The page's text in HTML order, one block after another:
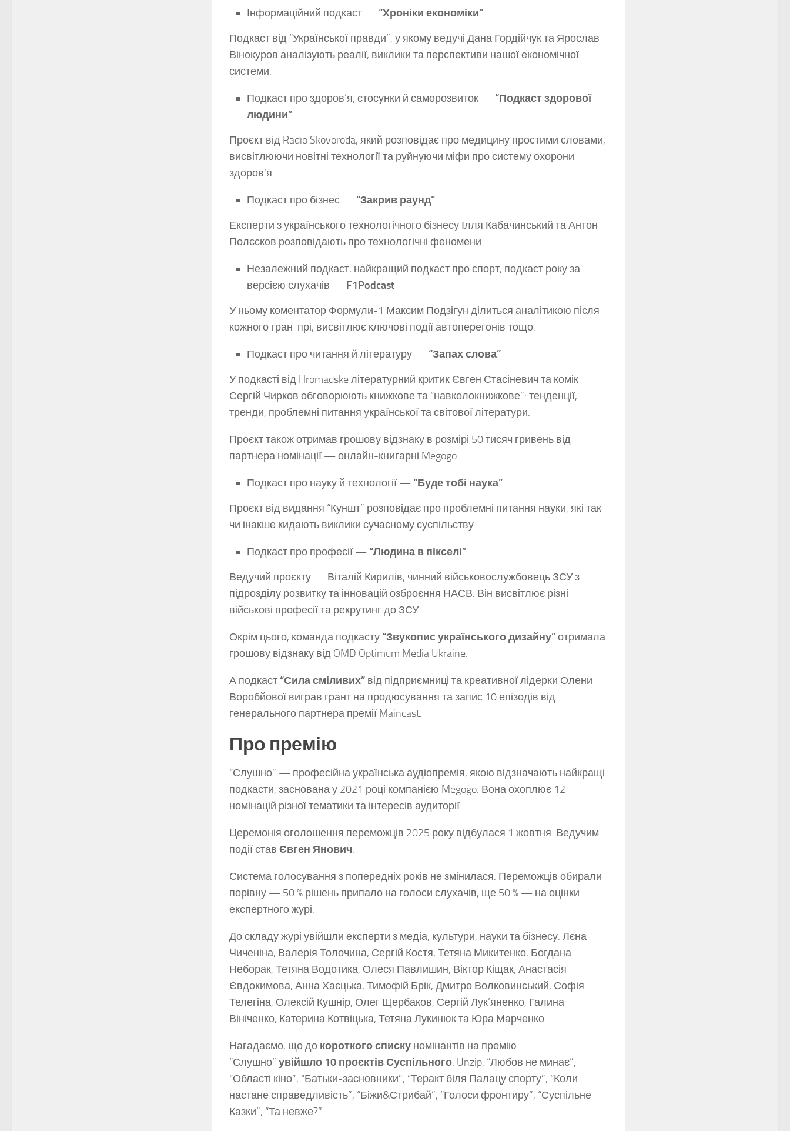
Інформаційний подкаст — “Хроніки економіки”
Подкаст від “Української правди”, у якому ведучі Дана Гордійчук та Ярослав
Вінокуров аналізують реалії, виклики та перспективи нашої економічної
системи.
Подкаст про здоров’я, стосунки й саморозвиток — “Подкаст здорової
людини”
Проєкт від Radio Skovoroda, який розповідає про медицину простими словами,
висвітлюючи новітні технології та руйнуючи міфи про систему охорони
здоров’я.
Подкаст про бізнес — “Закрив раунд”
Експерти з українського технологічного бізнесу Ілля Кабачинський та Антон
Полєсков розповідають про технологічні феномени.
Незалежний подкаст, найкращий подкаст про спорт, подкаст року за
версією слухачів — F1Podcast
У ньому коментатор Формули-1 Максим Подзігун ділиться аналітикою після
кожного гран-прі, висвітлює ключові події автоперегонів тощо.
Подкаст про читання й літературу — “Запах слова”
У подкасті від Hromadske літературний критик Євген Стасіневич та комік
Сергій Чирков обговорюють книжкове та “навколокнижкове”: тенденції,
тренди, проблемні питання української та світової літератури.
Проєкт також отримав грошову відзнаку в розмірі 50 тисяч гривень від
партнера номінації — онлайн-книгарні Megogo.
Подкаст про науку й технології — “Буде тобі наука”
Проєкт від видання “Куншт” розповідає про проблемні питання науки, які так
чи інакше кидають виклики сучасному суспільству.
Подкаст про професії — “Людина в пікселі”
Ведучий проєкту — Віталій Кирилів, чинний військовослужбовець ЗСУ з
підрозділу розвитку та інновацій озброєння НАСВ. Він висвітлює різні
військові професії та рекрутинг до ЗСУ.
Окрім цього, команда подкасту “Звукопис українського дизайну”отримала
грошову відзнаку від OMD Optimum Media Ukraine.
А подкаст “Сила сміливих” від підприємниці та креативної лідерки Олени
Воробйової виграв грант на продюсування та запис 10 епізодів від
генерального партнера премії Maincast.
Про премію
“Слушно” — професійна українська аудіопремія, якою відзначають найкращі
подкасти, заснована у 2021 році компанією Megogo. Вона охоплює 12
номінацій різної тематики та інтересів аудиторії.
Церемонія оголошення переможців 2025 року відбулася 1 жовтня. Ведучим
події став Євген Янович.
Система голосування з попередніх років не змінилася. Переможців обирали
порівну — 50 % рішень припало на голоси слухачів, ще 50 % — на оцінки
експертного журі.
До складу журі увійшли експерти з медіа, культури, науки та бізнесу: Лєна
Чиченіна, Валерія Толочина, Сергій Костя, Тетяна Микитенко, Богдана
Неборак, Тетяна Водотика, Олеся Павлишин, Віктор Кіщак, Анастасія
Євдокимова, Анна Хаєцька, Тимофій Брік, Дмитро Волковинський, Софія
Телегіна, Олексій Кушнір, Олег Щербаков, Сергій Лук’яненко, Галина
Вініченко, Катерина Котвіцька, Тетяна Лукинюк та Юра Марченко.
Нагадаємо, що до короткого списку номінантів на премію
“Слушно” увійшло 10 проєктів Суспільного: Unzip, “Любов не минає”,
“Області кіно”, “Батьки-засновники”, “Теракт біля Палацу спорту”, “Коли
настане справедливість”, “Біжи&Стрибай”, “Голоси фронтиру”, “Суспільне
Казки”, “Та невже?”.